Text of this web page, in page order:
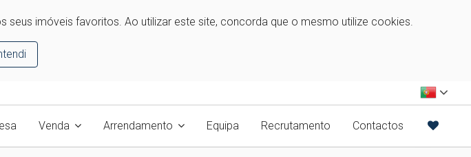
imóveis favoritos. Ao utilizar este site, concorda que o mesmo utilize cookies.
Venda Arrendamento Equipa Recrutamento Contactos